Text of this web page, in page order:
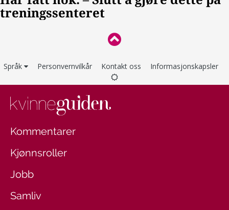
Språk Personvernvilkår Kontakt oss Informasjonskapsler
Kommentarer
Kjønnsroller
Jobb
Samliv